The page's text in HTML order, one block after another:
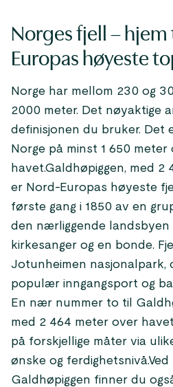
Norges fjell –
Europas høyeste
Norge har mellom 230 og
2000 meter. Det nøyaktige
definisjonen du bruker. Det
Norge på minst 1 650 meter
havet.Galdhøpiggen, med
er Nord-Europas høyeste
første gang i 1850 av en
den nærliggende landsbyen
kirkesanger og en bonde.
Jotunheimen nasjonalpark,
populær inngangsport og
En nær nummer to til
med 2 464 meter over
på forskjellige måter via
ønske og
Galdhøpiggen finner du